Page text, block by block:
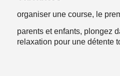
organiser une course, le
parents et enfants, plongez
relaxation pour une détente